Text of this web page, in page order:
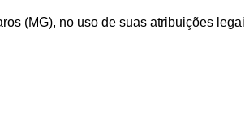
(MG), no uso de suas atribuições